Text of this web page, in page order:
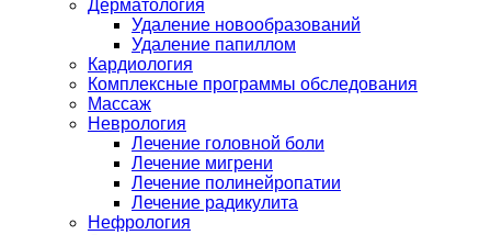
Дерматология
Удаление новообразований
Удаление папиллом
Кардиология
Комплексные программы обследования
Массаж
Неврология
Лечение головной боли
Лечение мигрени
Лечение полинейропатии
Лечение радикулита
Нефрология